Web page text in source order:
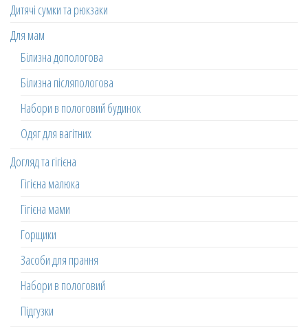
Дитячі сумки та рюкзаки
Для мам
Білизна допологова
Білизна післяпологова
Набори в пологовий будинок
Одяг для вагітних
Догляд та гігієна
Гігієна малюка
Гігієна мами
Горщики
Засоби для прання
Набори в пологовий
Підгузки